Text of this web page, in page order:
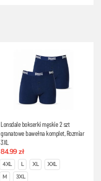
Lonsdale bokserki męskie 2 szt
granatowe bawełna komplet, Rozmiar
3XL
84.99 zł
4XL L XL
XXL
M
3XL